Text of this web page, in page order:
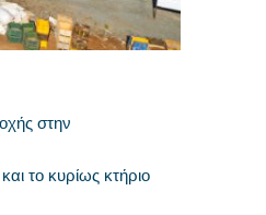
στην
το κυρίως κτήριο